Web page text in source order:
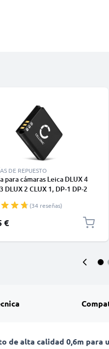
DE REPUESTO
para cámaras Leica DLUX 4
DLUX 2 CLUX 1, DP-1 DP-2
3.6V - 3.7V de CELLONIC
(34 reseñas)
€
de alta calidad 0,6m para